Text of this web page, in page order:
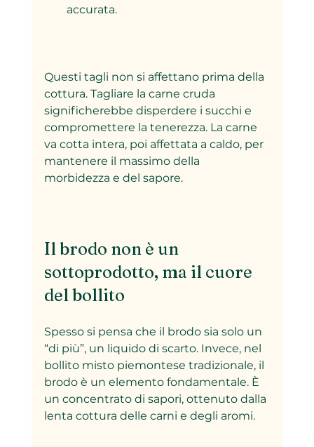
accurata.
Questi tagli non si affettano prima della
cottura. Tagliare la carne cruda
significherebbe disperdere i succhi e
compromettere la tenerezza. La carne
va cotta intera, poi affettata a caldo, per
mantenere il massimo della
morbidezza e del sapore.
Il brodo non è un
sottoprodotto, ma il cuore
del bollito
Spesso si pensa che il brodo sia solo un
“di più”, un liquido di scarto. Invece, nel
bollito misto piemontese tradizionale, il
brodo è un elemento fondamentale. È
un concentrato di sapori, ottenuto dalla
lenta cottura delle carni e degli aromi.